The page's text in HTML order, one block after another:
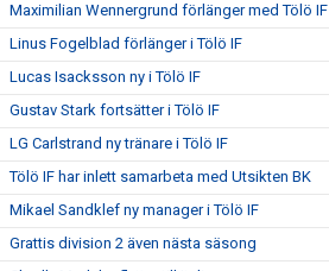
Maximilian Wennergrund förlänger med Tölö IF
Linus Fogelblad förlänger i Tölö IF
Lucas Isacksson ny i Tölö IF
Gustav Stark fortsätter i Tölö IF
LG Carlstrand ny tränare i Tölö IF
Tölö IF har inlett samarbeta med Utsikten BK
Mikael Sandklef ny manager i Tölö IF
Grattis division 2 även nästa säsong